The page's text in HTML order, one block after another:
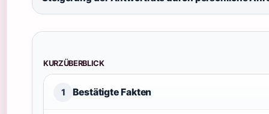
KURZÜBERBLICK
1 Bestätigte Fakten